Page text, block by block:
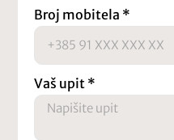
Broj mobitela *
Vaš upit *